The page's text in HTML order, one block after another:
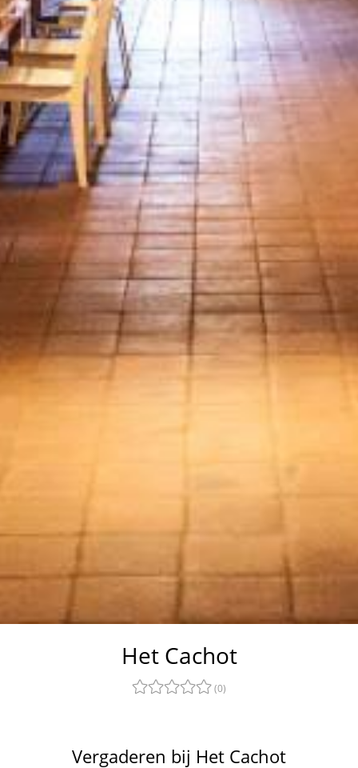
Het Cachot
(0)
Vergaderen bij Het Cachot